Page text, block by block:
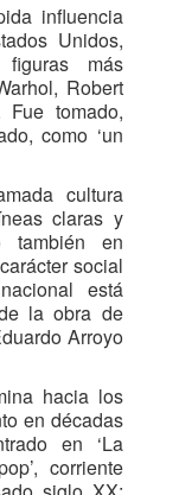
influencia
Unidos,
más
Robert
Fue tomado,
como ‘un
cultura
claras y
también en
social
está
la obra de
Arroyo
hacia los
en décadas
en ‘La
corriente